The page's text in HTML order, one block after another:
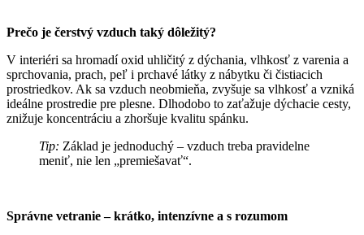
Prečo je čerstvý vzduch taký dôležitý?
V interiéri sa hromadí oxid uhličitý z dýchania, vlhkosť z varenia a
sprchovania, prach, peľ i prchavé látky z nábytku či čistiacich
prostriedkov. Ak sa vzduch neobmieňa, zvyšuje sa vlhkosť a vzniká
ideálne prostredie pre plesne. Dlhodobo to zaťažuje dýchacie cesty,
znižuje koncentráciu a zhoršuje kvalitu spánku.
Tip: Základ je jednoduchý – vzduch treba pravidelne
meniť, nie len „premiešavať“.
Správne vetranie – krátko, intenzívne a s rozumom